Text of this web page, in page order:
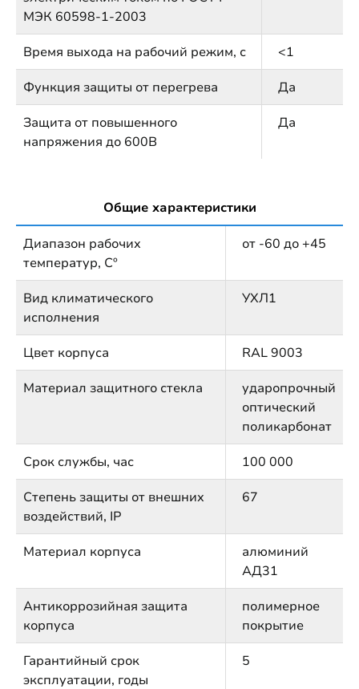
МЭК 60598-1-2003
Время выхода на рабочий режим, с
<1
Функция защиты от перегрева
Да
Защита от повышенного
напряжения до 600В
Да
Общие характеристики
Диапазон рабочих
температур, Сº
от -60 до +45
Вид климатического
исполнения
УХЛ1
Цвет корпуса
RAL 9003
Материал защитного стекла
ударопрочный
оптический
поликарбонат
Срок службы, час
100 000
Степень защиты от внешних
воздействий, IP
67
Материал корпуса
алюминий
АД31
Антикоррозийная защита
корпуса
полимерное
покрытие
Гарантийный срок
эксплуатации, годы
5